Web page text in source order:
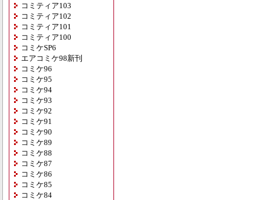
コミティア103
コミティア102
コミティア101
コミティア100
コミケSP6
エアコミケ98新刊
コミケ96
コミケ95
コミケ94
コミケ93
コミケ92
コミケ91
コミケ90
コミケ89
コミケ88
コミケ87
コミケ86
コミケ85
コミケ84